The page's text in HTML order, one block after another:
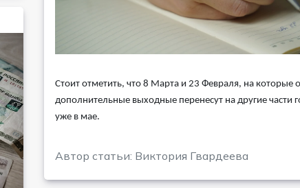
Стоит отметить, что 8 Марта и 23 Февраля, на
дополнительные выходные перенесут на другие
уже в мае.
Автор статьи: Виктория Гвардеева